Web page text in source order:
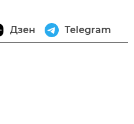
Дзен Telegram